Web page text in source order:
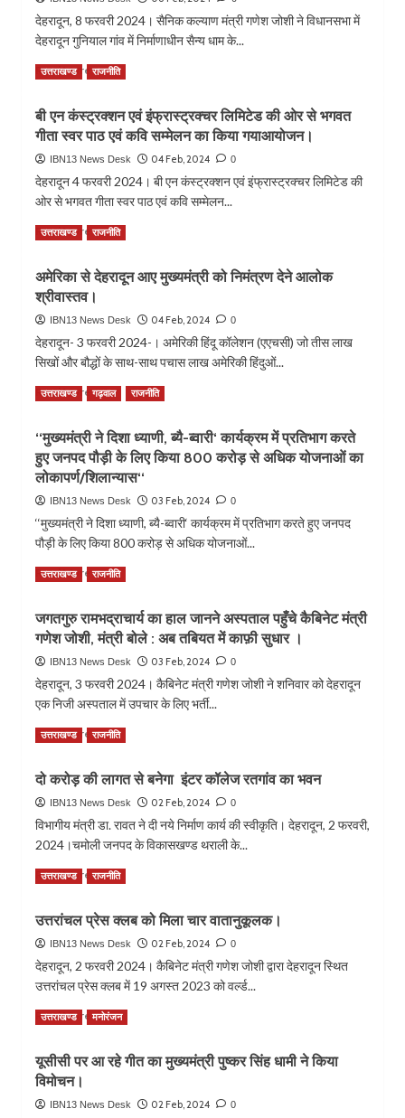
जताया
आभार।
सुधार
जीर्णोद्वार
के
लिए
98.18
लाख
की
धनराशि
से
स्वीकृत,
गणेश
जोशी
ने
का
आभार।
ही
गोली
मारने
दिये
आदेश
नरभक्षी
घोषित।
देहरादून, 8 फरवरी 2024। सैनिक कल्याण मंत्री गणेश जोशी ने विधानसभा में
देहरादून गुनियाल गांव में निर्माणाधीन सैन्य धाम के...
Read MoreRead
कैबिनेट
मंत्री
ने
सैन्य
धाम
निर्माण
की
प्रगति
को
लेकर
की
समीक्षा
उत्तराखण्ड राजनीति
बी एन कंस्ट्रक्शन एवं इंफ्रास्ट्रक्चर लिमिटेड की ओर से भगवत
गीता स्वर पाठ एवं कवि सम्मेलन का किया गयाआयोजन।
IBN13 News Desk 04 Feb, 2024 0
देहरादून 4 फरवरी 2024। बी एन कंस्ट्रक्शन एवं इंफ्रास्ट्रक्चर लिमिटेड की
ओर से भगवत गीता स्वर पाठ एवं कवि सम्मेलन...
Read MoreRead
बी
एन
कंस्ट्रक्शन
इंफ्रास्ट्रक्चर
लिमिटेड
की
ओर
भगवत
गीता
स्वर
पाठ
एवं
कवि
सम्मेलन
किया
उत्तराखण्ड राजनीति
अमेरिका से देहरादून आए मुख्यमंत्री को निमंत्रण देने आलोक
श्रीवास्तव।
IBN13 News Desk 04 Feb, 2024 0
देहरादून- 3 फरवरी 2024-। अमेरिकी हिंदू कॉलेशन (एएचसी) जो तीस लाख
सिखों और बौद्धों के साथ-साथ पचास लाख अमेरिकी हिंदुओं...
Read MoreRead
अमेरिका
से
देहरादून
को
निमंत्रण
आलोक
उत्तराखण्ड गढ़वाल राजनीति
‘‘मुख्यमंत्री ने दिशा ध्याणी, ब्यै-ब्वारी‘ कार्यक्रम में प्रतिभाग करते
हुए जनपद पौड़ी के लिए किया 800 करोड़ से अधिक योजनाओं का
लोकापर्ण/शिलान्यास‘‘
IBN13 News Desk 03 Feb, 2024 0
‘‘मुख्यमंत्री ने दिशा ध्याणी, ब्यै-ब्वारी‘ कार्यक्रम में प्रतिभाग करते हुए जनपद
पौड़ी के लिए किया 800 करोड़ से अधिक योजनाओं...
Read MoreRead
‘‘मुख्यमंत्री
ने
ब्यै-
ब्वारी‘
कार्यक्रम
में
करते
जनपद
पौड़ी
के
किया
करोड़
से
अधिक
योजनाओं
का
शिलान्यास‘‘
उत्तराखण्ड राजनीति
जगतगुरु रामभद्राचार्य का हाल जानने अस्पताल पहुँचे कैबिनेट मंत्री
गणेश जोशी, मंत्री बोले : अब तबियत में काफ़ी सुधार ।
IBN13 News Desk 03 Feb, 2024 0
देहरादून, 3 फरवरी 2024। कैबिनेट मंत्री गणेश जोशी ने शनिवार को देहरादून
एक निजी अस्पताल में उपचार के लिए भर्ती...
Read MoreRead
जगतगुरु
रामभद्राचार्य
का
हाल
जानने
अस्पताल
पहुँचे
मंत्री
मंत्री
बोले
अब
में
।
उत्तराखण्ड राजनीति
दो करोड़ की लागत से बनेगा इंटर कॉलेज रतगांव का भवन
IBN13 News Desk 02 Feb, 2024 0
विभागीय मंत्री डा. रावत ने दी नये निर्माण कार्य की स्वीकृति। देहरादून, 2 फरवरी,
2024।चमोली जनपद के विकासखण्ड थराली के...
Read MoreRead
दो
करोड़
लागत
से
बनेगा
इंटर
रतगांव
उत्तराखण्ड राजनीति
उत्तरांचल प्रेस क्लब को मिला चार वातानुकूलक।
IBN13 News Desk 02 Feb, 2024 0
देहरादून, 2 फरवरी 2024। कैबिनेट मंत्री गणेश जोशी द्वारा देहरादून स्थित
उत्तरांचल प्रेस क्लब में 19 अगस्त 2023 को वर्ल्ड...
Read MoreRead
उत्तरांचल
उत्तराखण्ड मनोरंजन
यूसीसी पर आ रहे गीत का मुख्यमंत्री पुष्कर सिंह धामी ने किया
विमोचन।
IBN13 News Desk 02 Feb, 2024 0